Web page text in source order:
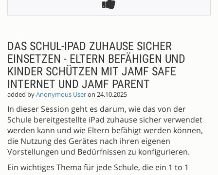
DAS SCHUL-IPAD ZUHAUSE SICHER
EINSETZEN - ELTERN BEFÄHIGEN UND
KINDER SCHÜTZEN MIT JAMF SAFE
INTERNET UND JAMF PARENT
added byAnonymous Useron 24.10.2025
In dieser Session geht es darum, wie das von der
Schule bereitgestellte iPad zuhause sicher verwendet
werden kann und wie Eltern befähigt werden können,
die Nutzung des Gerätes nach ihren eigenen
Vorstellungen und Bedürfnissen zu konfigurieren.
Ein wichtiges Thema für jede Schule, die ein 1 to 1